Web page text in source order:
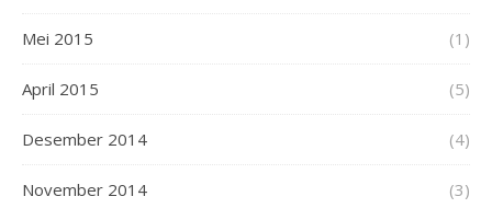
Mei 2015 (1)
April 2015 (5)
Desember 2014 (4)
November 2014 (3)